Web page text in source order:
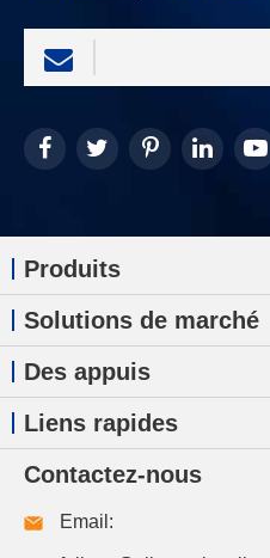
Produits
Solutions de marché
Des appuis
Liens rapides
Contactez-nous
Email: